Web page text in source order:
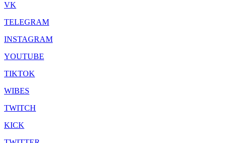
VK
TELEGRAM
INSTAGRAM
YOUTUBE
TIKTOK
WIBES
TWITCH
KICK